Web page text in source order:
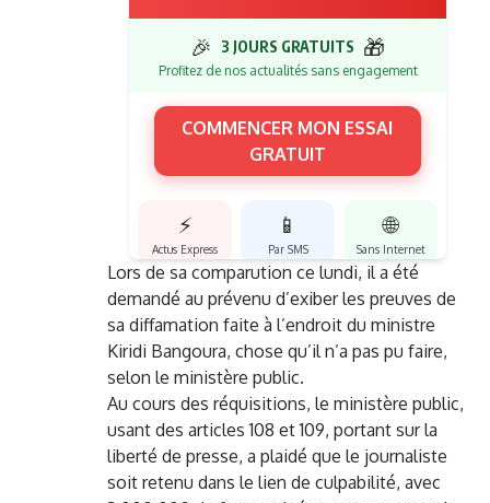
🎉 3 JOURS GRATUITS 🎁
Profitez de nos actualités sans engagement
COMMENCER MON ESSAI
GRATUIT
⚡
Actus Express
📱
Par SMS
🌐
Sans Internet
Lors de sa comparution ce lundi, il a été
demandé au prévenu d’exiber les preuves de
sa diffamation faite à l’endroit du ministre
Kiridi Bangoura, chose qu’il n’a pas pu faire,
selon le ministère public.
Au cours des réquisitions, le ministère public,
usant des articles 108 et 109, portant sur la
liberté de presse, a plaidé que le journaliste
soit retenu dans le lien de culpabilité, avec